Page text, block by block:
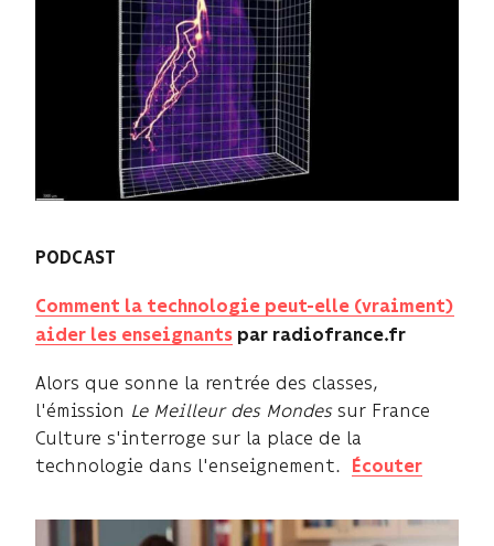
PODCAST
Comment la technologie peut-elle (vraiment)
aider les enseignants par radiofrance.fr
Alors que sonne la rentrée des classes,
l'émission Le Meilleur des Mondessur France
Culture s'interroge sur la place de la
technologie dans l'enseignement.
Écouter